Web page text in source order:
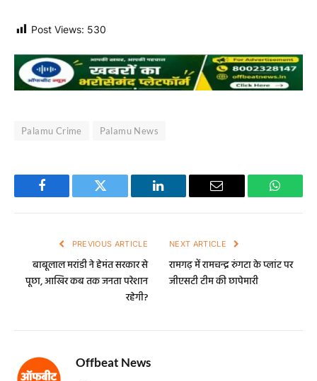
Post Views: 530
Palamu Crime Palamu News
Facebook Twitter LinkedIn Email
PREVIOUS ARTICLE
बाबूलाल मरांडी ने हेमंत सरकार से
पूछा, आखिर कब तक जनता परेशान
रहेगी?
NEXT ARTICLE
रामगढ़ में रामचन्द्र रुंगटा के प्लांट पर
जीएसटी टीम की छापेमारी
Offbeat News